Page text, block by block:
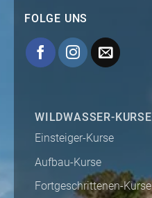
FOLGE UNS
WILDWASSER-KURSE
Einsteiger-Kurse
Aufbau-Kurse
Fortgeschrittenen-Kurse